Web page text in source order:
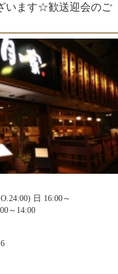
います☆歓送迎会のご
日 16:00～
～14:00